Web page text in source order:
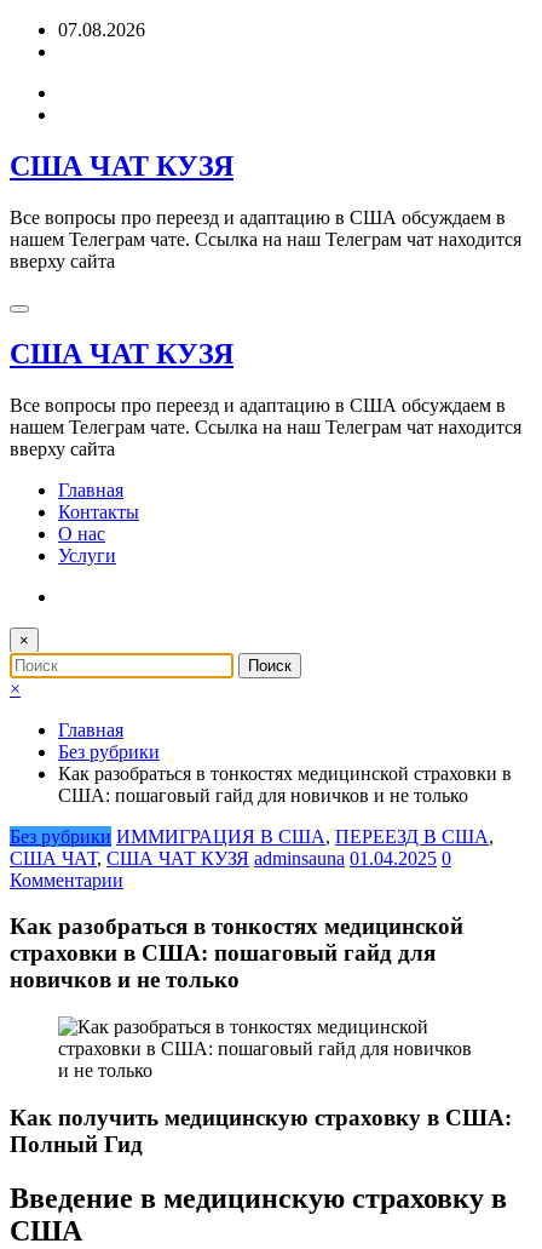
Перейти07.08.2026
США ЧАТ КУЗЯ
Все вопросы про переезд и адаптацию в США обсуждаем в
нашем Телеграм чате. Ссылка на наш Телеграм чат находится
вверху сайта
США ЧАТ КУЗЯ
Все вопросы про переезд и адаптацию в США обсуждаем в
нашем Телеграм чате. Ссылка на наш Телеграм чат находится
вверху сайта
Главная
Контакты
О нас
Услуги
×
×
Главная
Без рубрики
Как разобраться в тонкостях медицинской страховки в
США: пошаговый гайд для новичков и не только
Без рубрики ИММИГРАЦИЯ В США, ПЕРЕЕЗД В США,
США ЧАТ, США ЧАТ КУЗЯ adminsauna 01.04.2025 0
Комментарии
Как разобраться в тонкостях медицинской
страховки в США: пошаговый гайд для
новичков и не только
Как получить медицинскую страховку в США:
Полный Гид
Введение в медицинскую страховку в
США